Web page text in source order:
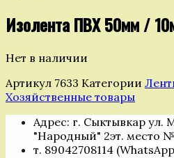
Изолента ПВХ 50мм /
Нет в наличии
Артикул 7633 Категории
Хозяйственные товары
Адрес: г. Сыктывкар ул.
"Народный" 2эт. место
т. 89042708114